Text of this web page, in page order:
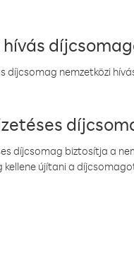
díjcsomag nemzetközi
díjcsomag biztosítja a
kellene újítani a